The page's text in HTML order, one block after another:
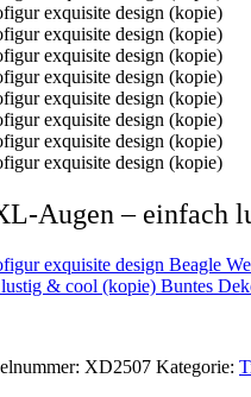
Augen – einfach
Beagle
Buntes
XD2507 Kategorie: